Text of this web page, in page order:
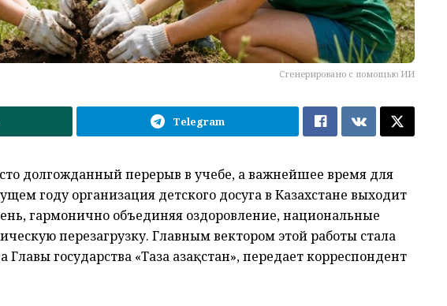
Сгенерировано с помощью ИИ
Telegram
долгожданный перерыв в учебе, а важнейшее время для
году организация детского досуга в Казахстане выходит
гармонично объединяя оздоровление, национальные
перезагрузку. Главным вектором этой работы стала
государства «Таза Қазақстан», передает корреспондент